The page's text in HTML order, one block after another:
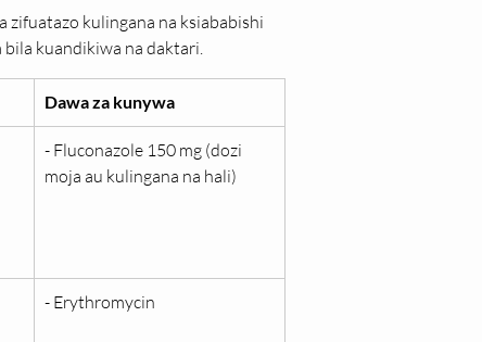
zifuatazo kulingana na ksiababishi
kuandikiwa na daktari.
Dawa za kunywa
- Fluconazole 150 mg (dozi
moja au kulingana na hali)
- Erythromycin